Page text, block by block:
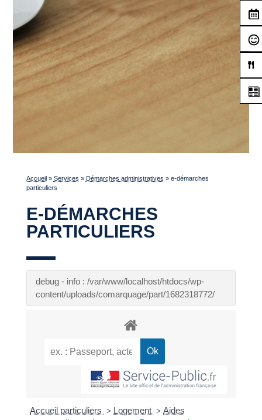
Accueil » Services » Démarches administratives » e-démarches
particuliers
E-DÉMARCHES
PARTICULIERS
debug - info : /var/www/localhost/htdocs/wp-
content/uploads/comarquage/part/1682318772/
Accueil particuliers > Logement > Aides